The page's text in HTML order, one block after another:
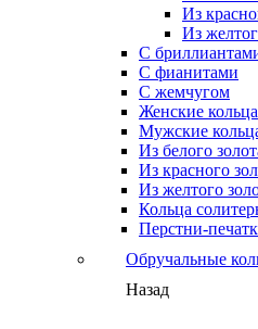
Из
Из
С
С фианитами
С жемчугом
Женские кольца
Мужские
Из белого
Из красного
Из желтого
Кольца
Перстни-
Обручальные
Назад